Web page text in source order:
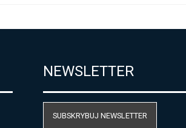
NEWSLETTER
SUBSKRYBUJ NEWSLETTER